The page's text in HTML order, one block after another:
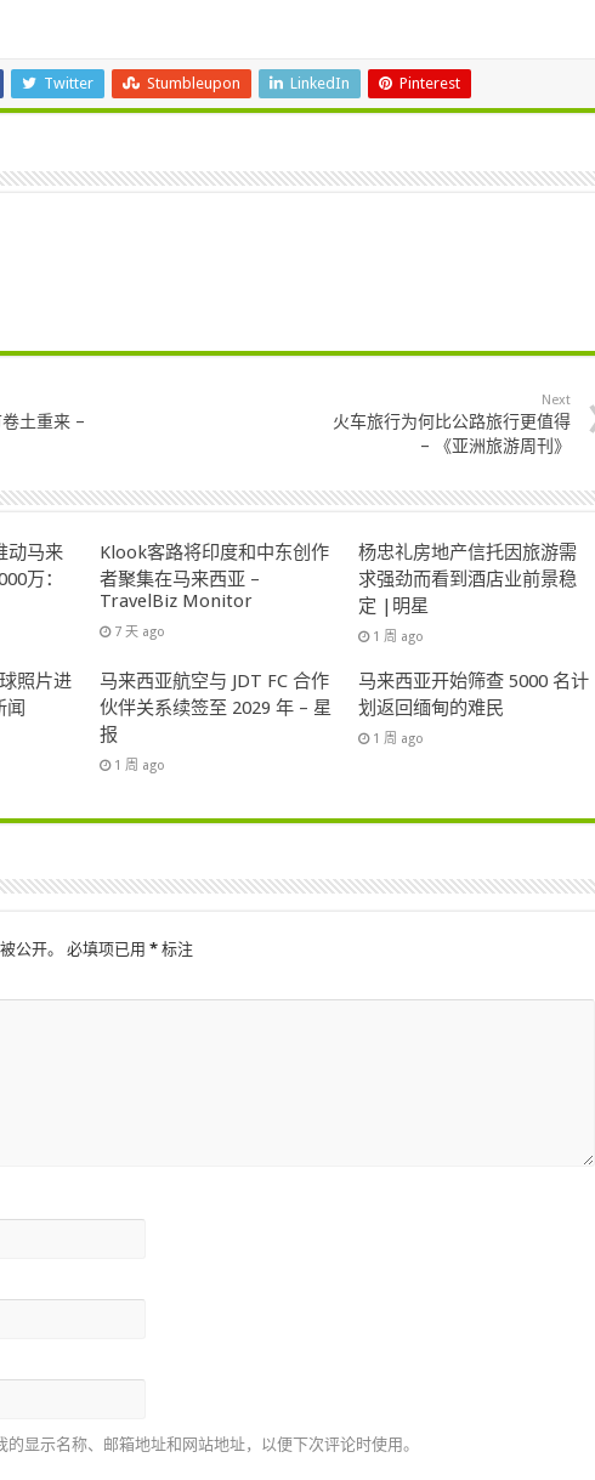
Twitter Stumbleupon LinkedIn Pinterest
土重来 –
Next
火车旅行为何比公路旅行更值得
– 《亚洲旅游周刊》
动马来
万：
Klook客路将印度和中东创作
者聚集在马来西亚 –
TravelBiz Monitor
7 天 ago
杨忠礼房地产信托因旅游需
求强劲而看到酒店业前景稳
定 |明星
1 周 ago
照片进
闻
马来西亚航空与 JDT FC 合作
伙伴关系续签至 2029 年 – 星
报
1 周 ago
马来西亚开始筛查 5000 名计
划返回缅甸的难民
1 周 ago
公开。 必填项已用 *标注
的显示名称、邮箱地址和网站地址，以便下次评论时使用。